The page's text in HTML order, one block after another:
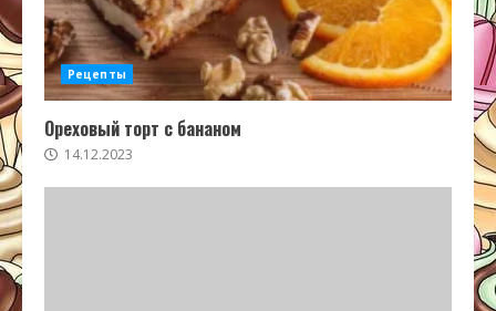
Рецепты
Ореховый торт с бананом
14.12.2023